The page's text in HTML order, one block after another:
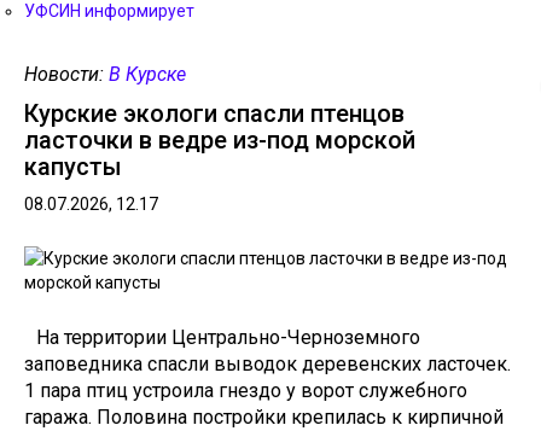
УФСИН информирует
Новости: В Курске
Курские экологи спасли птенцов
ласточки в ведре из-под морской
капусты
08.07.2026, 12.17
На территории Центрально-Черноземного
заповедника спасли выводок деревенских ласточек.
1 пара птиц устроила гнездо у ворот служебного
гаража. Половина постройки крепилась к кирпичной